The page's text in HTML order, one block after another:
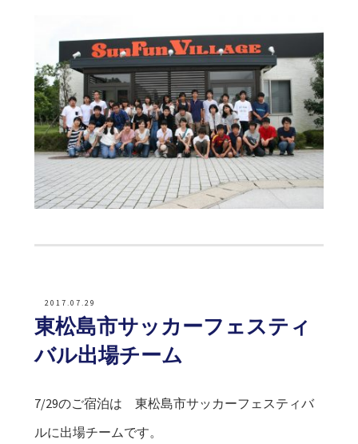
2017.07.29
東松島市サッカーフェスティ
バル出場チーム
7/29のご宿泊は 東松島市サッカーフェスティバ
ルに出場チームです。